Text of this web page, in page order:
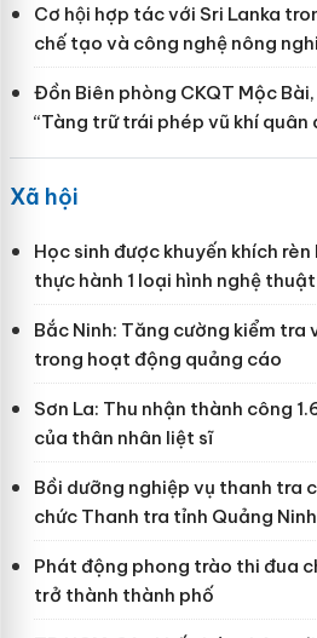
Cơ hội hợp tác với Sri Lanka
chế tạo và công nghệ nông
Đồn Biên phòng CKQT Mộc
“Tàng trữ trái phép vũ khí quân
Xã hội
Học sinh được khuyến khích
thực hành 1 loại hình nghệ thuật
Bắc Ninh: Tăng cường kiểm tra
trong hoạt động quảng cáo
Sơn La: Thu nhận thành công
của thân nhân liệt sĩ
Bồi dưỡng nghiệp vụ thanh tra
chức Thanh tra tỉnh Quảng Ninh
Phát động phong trào thi đua
trở thành thành phố